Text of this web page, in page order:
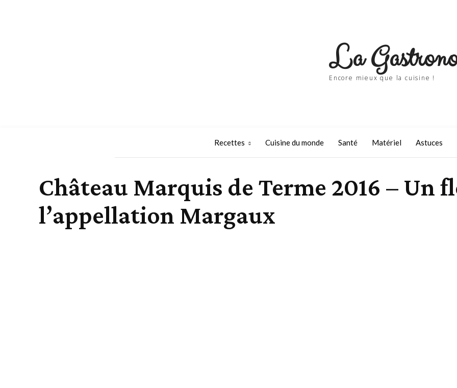
La
Encore mieux que la cuisine !
Recettes Cuisine du monde Santé Matériel Astuces
Château Marquis de Terme 2016 – Un
l’appellation Margaux